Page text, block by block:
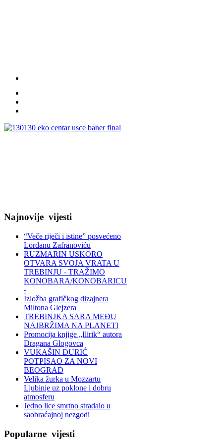
Najnovije vijesti
“Veče riječi i istine” posvećeno
Lordanu Zafranoviću
RUZMARIN USKORO
OTVARA SVOJA VRATA U
TREBINJU - TRAŽIMO
KONOBARA/KONOBARICU
-
Izložba grafičkog dizajnera
Miltona Glejzera
TREBINЈKA SARA MEĐU
NAJBRŽIMA NA PLANETI
Promocija knjige „Ilirik“ autora
Dragana Glogovca
VUKAŠIN ĐURIĆ
POTPISAO ZA NOVI
BEOGRAD
Velika žurka u Mozzartu
Ljubinje uz poklone i dobru
atmosferu
Jedno lice smrtno stradalo u
saobraćajnoj nezgodi
Popularne vijesti